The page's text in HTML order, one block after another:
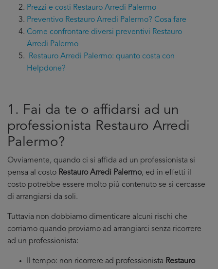
Prezzi e costi Restauro Arredi Palermo
Preventivo Restauro Arredi Palermo? Cosa fare
Come confrontare diversi preventivi Restauro
Arredi Palermo
Restauro Arredi Palermo: quanto costa con
Helpdone?
1. Fai da te o affidarsi ad un
professionista Restauro Arredi
Palermo?
Ovviamente, quando ci si affida ad un professionista si
pensa al costo Restauro Arredi Palermo, ed in effetti il
costo potrebbe essere molto più contenuto se si cercasse
di arrangiarsi da soli.
Tuttavia non dobbiamo dimenticare alcuni rischi che
corriamo quando proviamo ad arrangiarci senza ricorrere
ad un professionista:
Il tempo: non ricorrere ad professionista Restauro